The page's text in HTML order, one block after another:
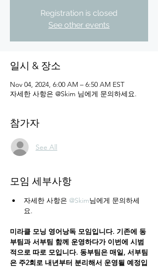
Registration is closed
See other events
일시 & 장소
Nov 04, 2024, 6:00 AM – 6:50 AM EST
자세한 사항은 @Skim 님에게 문의하세요.
참가자
See All
모임 세부사항
자세한 사항은 @Skim님에게 문의하세
요.
미라클 모닝 영어낭독 모임입니다. 기존에 동
부팀과 서부팀 함께 운영하다가 이번에 시범
적으로 따로 모입니다. 동부팀은 매일, 서부팀
은 주2회로 내년부터 분리해서 운영될 예정입